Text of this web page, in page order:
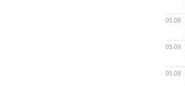
05.08
05.08
05.08